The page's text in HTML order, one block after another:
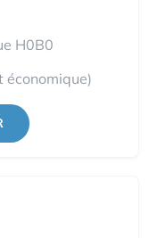
H0B0
économique)